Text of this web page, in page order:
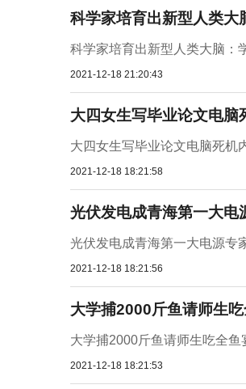
科学家培育出新型人类大
科学家培育出新型人类大脑：
2021-12-18 21:20:43
大四女生写毕业论文电
大四女生写毕业论文电脑死机
2021-12-18 18:21:58
光伏发电成青海第一大
光伏发电成青海第一大电源专
2021-12-18 18:21:56
大学捕2000斤鱼请师生
大学捕2000斤鱼请师生吃全
2021-12-18 18:21:53